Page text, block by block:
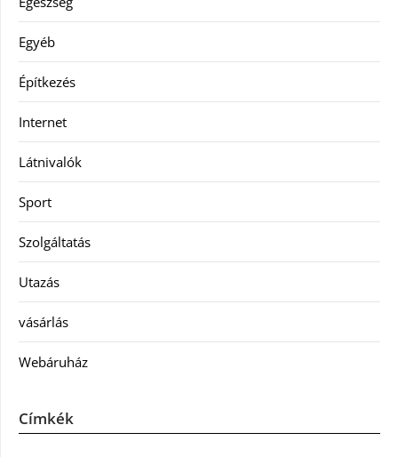
Egyéb
Építkezés
Internet
Látnivalók
Sport
Szolgáltatás
Utazás
vásárlás
Webáruház
Címkék